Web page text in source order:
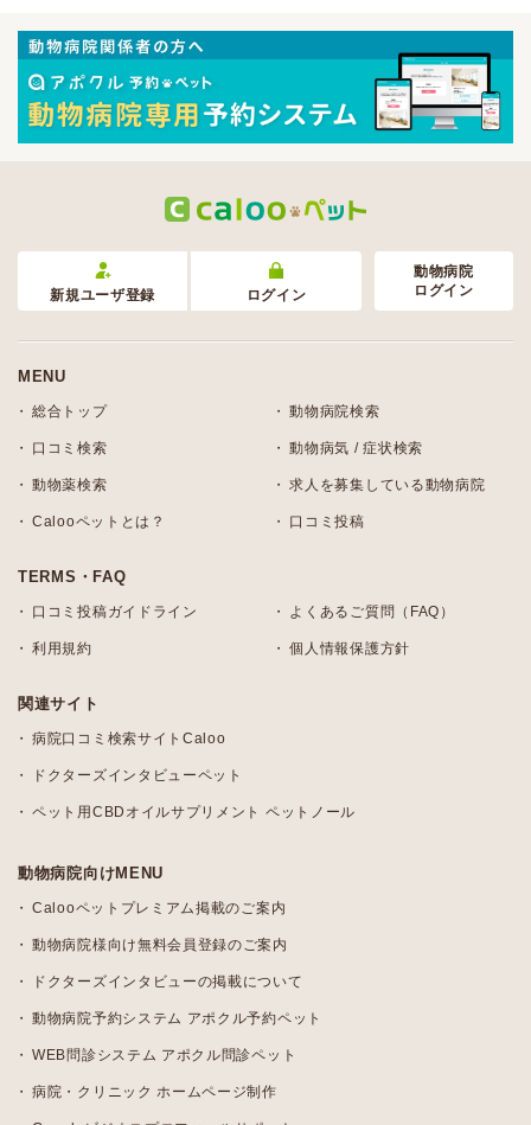
新規ユーザ登録 ログイン
動物病院
ログイン
MENU
総合トップ 動物病院検索
口コミ検索 動物病気 / 症状検索
動物薬検索 求人を募集している動物病院
Calooペットとは？ 口コミ投稿
TERMS・FAQ
口コミ投稿ガイドライン よくあるご質問（FAQ）
利用規約 個人情報保護方針
関連サイト
病院口コミ検索サイトCaloo
ドクターズインタビューペット
ペット用CBDオイルサプリメント ペットノール
動物病院向けMENU
Calooペットプレミアム掲載のご案内
動物病院様向け無料会員登録のご案内
ドクターズインタビューの掲載について
動物病院予約システム アポクル予約ペット
WEB問診システム アポクル問診ペット
病院・クリニック ホームページ制作